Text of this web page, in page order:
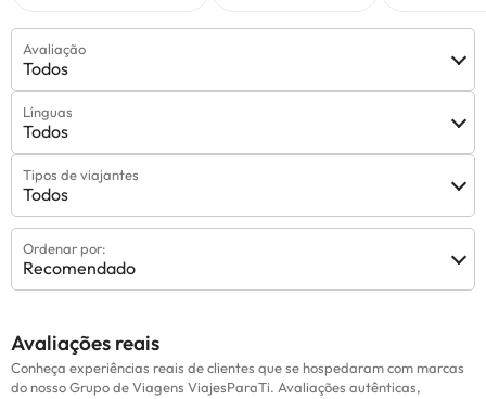
Avaliação
Todos
Línguas
Todos
Tipos de viajantes
Todos
Ordenar por:
Recomendado
Avaliações reais
Conheça experiências reais de clientes que se hospedaram com marcas
do nosso Grupo de Viagens ViajesParaTi. Avaliações autênticas,